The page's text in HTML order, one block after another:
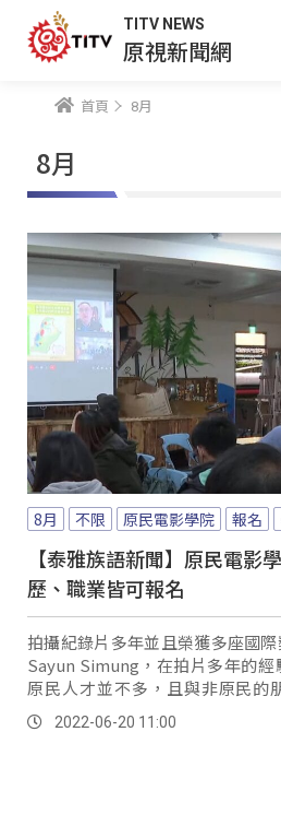
TITV NEWS
原視新聞網
首頁 8月
8月
8月 不限 原民電影學院 報名
【泰雅族語新聞】原民電影
歷、職業皆可報名
拍攝紀錄片多年並且榮獲多座國
Sayun Simung，在拍片多年的
原民人才並不多，且與非原民的
差，經過多年的籌畫後，終於確定
影學院」，讓族人免費學習專業課
2022-06-20 11:00